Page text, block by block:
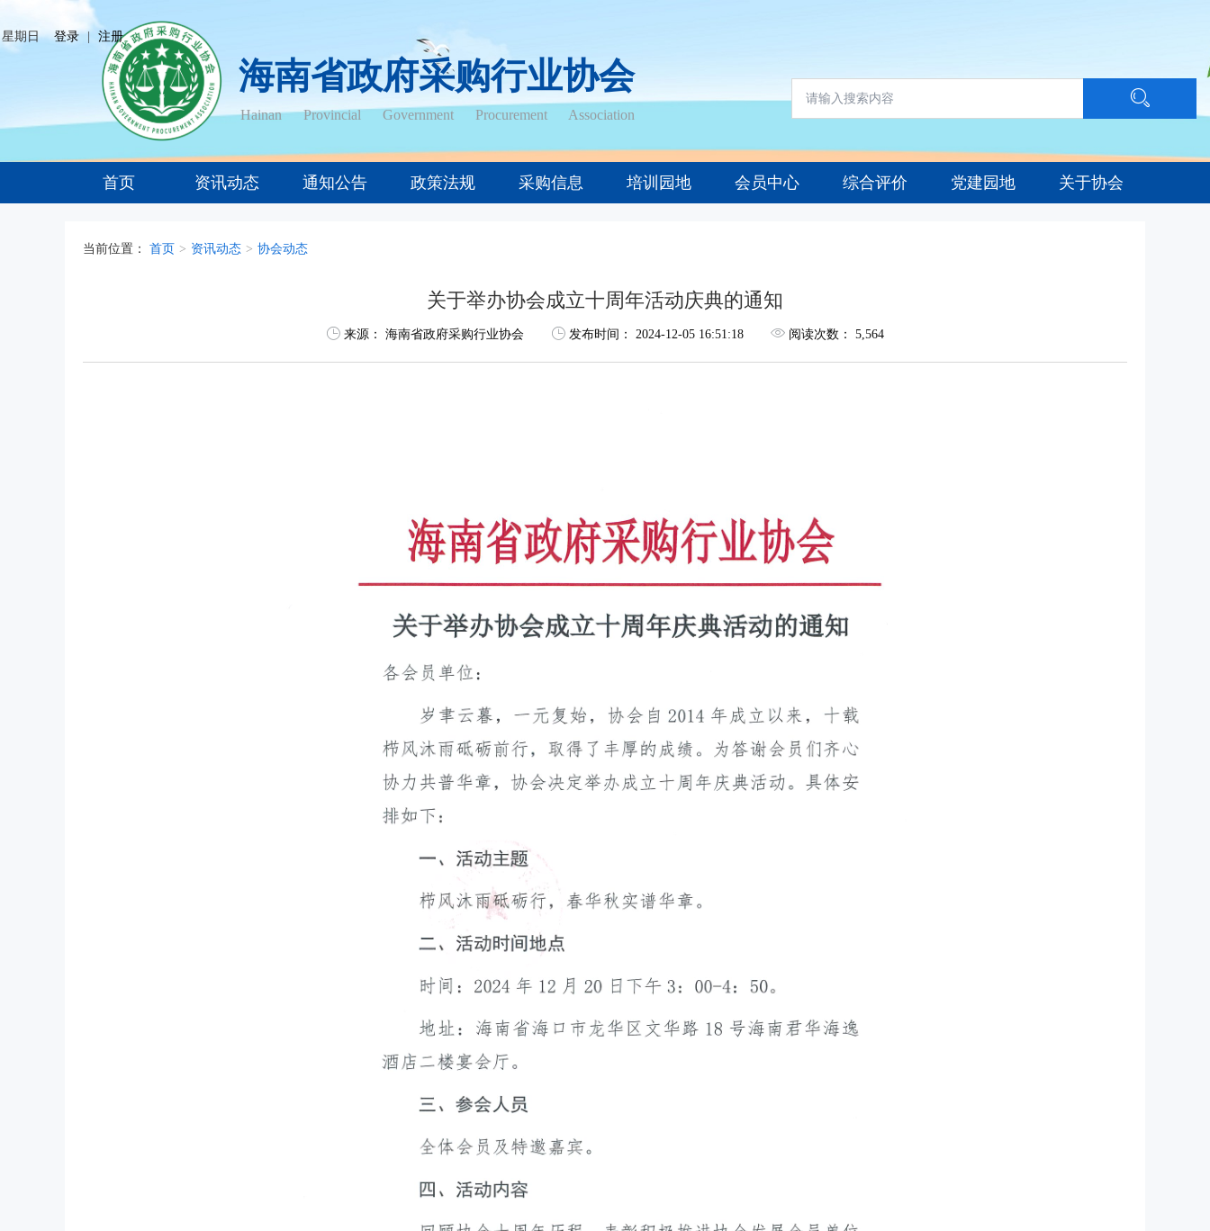
星期日 登录 | 注册
海南省政府采购行业协会
Hainan Provincial Government Procurement Association
首页 资讯动态 通知公告 政策法规 采购信息 培训园地 会员中心 综合评价 党建园地 关于协会
当前位置： 首页 > 资讯动态 > 协会动态
关于举办协会成立十周年活动庆典的通知
来源： 海南省政府采购行业协会 发布时间： 2024-12-05 16:51:18 阅读次数： 5,564